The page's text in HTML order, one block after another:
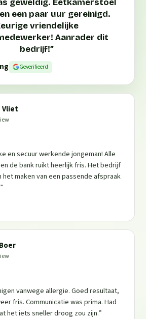
geweldig. Eetkamerstoel
een paar uur gereinigd.
vriendelijke
Aanrader dit
bedrijf!”
Geverifieerd
Vliet
en secuur werkende jongeman! Alle
de bank ruikt heerlijk fris. Het bedrijf
het maken van een passende afspraak
”
vanwege allergie. Goed resultaat,
fris. Communicatie was prima. Had
het iets sneller droog zou zijn.”